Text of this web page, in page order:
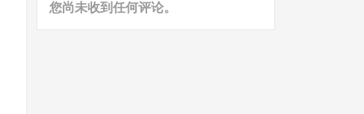
您尚未收到任何评论。